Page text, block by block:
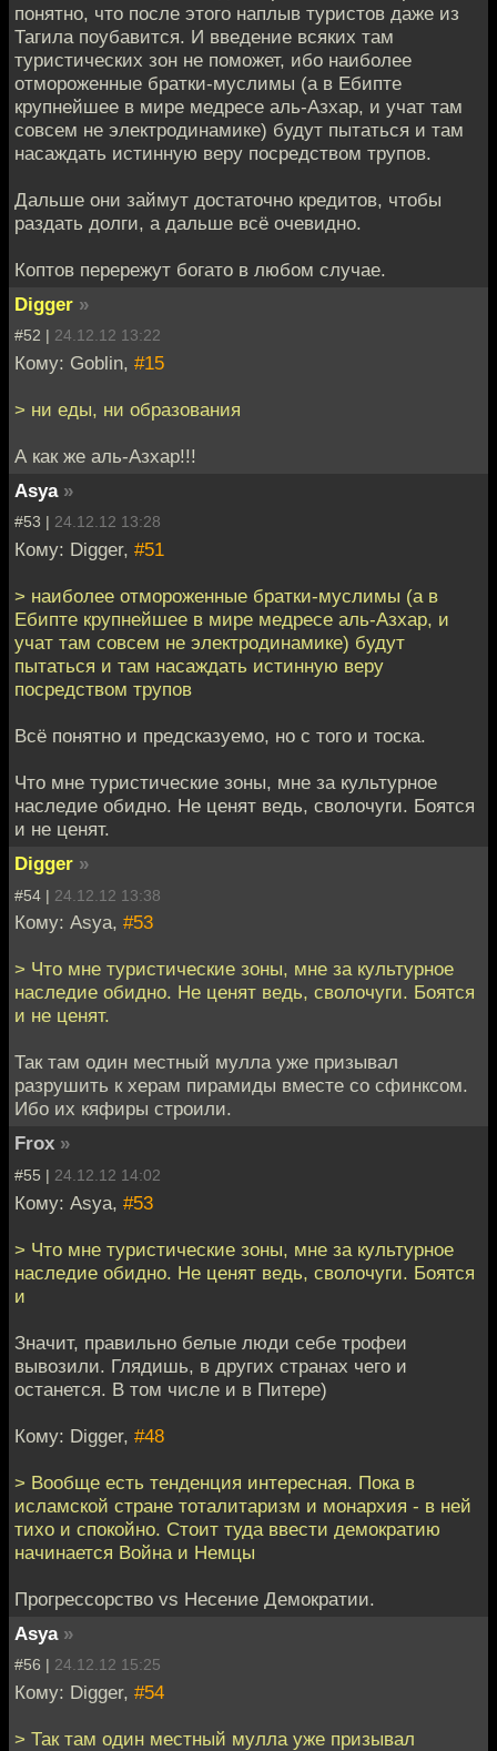
понятно, что после этого наплыв туристов даже из
Тагила поубавится. И введение всяких там
туристических зон не поможет, ибо наиболее
отмороженные братки-муслимы (а в Ебипте
крупнейшее в мире медресе аль-Азхар, и учат там
совсем не электродинамике) будут пытаться и там
насаждать истинную веру посредством трупов.
Дальше они займут достаточно кредитов, чтобы
раздать долги, а дальше всё очевидно.
Коптов перережут богато в любом случае.
Digger »
#52 | 24.12.12 13:22
Кому: Goblin, #15
> ни еды, ни образования
А как же аль-Азхар!!!
Asya »
#53 | 24.12.12 13:28
Кому: Digger, #51
> наиболее отмороженные братки-муслимы (а в
Ебипте крупнейшее в мире медресе аль-Азхар, и
учат там совсем не электродинамике) будут
пытаться и там насаждать истинную веру
посредством трупов
Всё понятно и предсказуемо, но с того и тоска.
Что мне туристические зоны, мне за культурное
наследие обидно. Не ценят ведь, сволочуги. Боятся
и не ценят.
Digger »
#54 | 24.12.12 13:38
Кому: Asya, #53
> Что мне туристические зоны, мне за культурное
наследие обидно. Не ценят ведь, сволочуги. Боятся
и не ценят.
Так там один местный мулла уже призывал
разрушить к херам пирамиды вместе со сфинксом.
Ибо их кяфиры строили.
Frox »
#55 | 24.12.12 14:02
Кому: Asya, #53
> Что мне туристические зоны, мне за культурное
наследие обидно. Не ценят ведь, сволочуги. Боятся
и
Значит, правильно белые люди себе трофеи
вывозили. Глядишь, в других странах чего и
останется. В том числе и в Питере)
Кому: Digger, #48
> Вообще есть тенденция интересная. Пока в
исламской стране тоталитаризм и монархия - в ней
тихо и спокойно. Стоит туда ввести демократию
начинается Война и Немцы
Прогрессорство vs Несение Демократии.
Asya »
#56 | 24.12.12 15:25
Кому: Digger, #54
> Так там один местный мулла уже призывал